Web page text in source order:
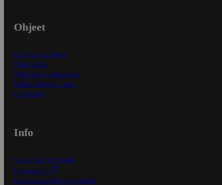
Ohjeet
Ensitilaajan ohjeet
Näin maksat
Näin tilaat ja muokkaat
Kaikki ohjeet ja vinkit
In English
Info
S-Business yrityksille
Oiva-raportit
Osuuskauppojen yhteystiedot